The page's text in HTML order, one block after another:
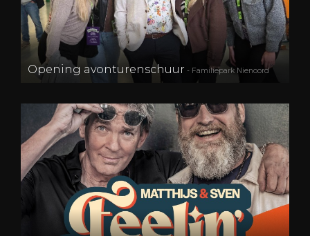
Opening avonturenschuur - Familiepark Nienoord